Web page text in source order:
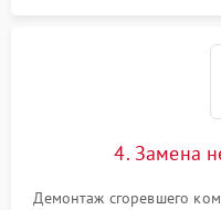
4. Замена
Демонтаж сгоревшего